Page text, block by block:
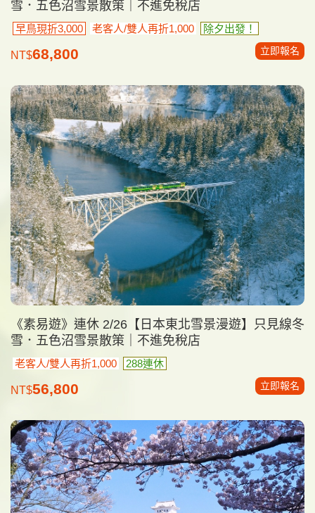
雪．五色沼雪景散策｜不進免稅店
早鳥現折3,000 老客人/雙人再折1,000 除夕出發！
NT$68,800 立即報名
《素易遊》連休 2/26【日本東北雪景漫遊】只見線冬
雪．五色沼雪景散策｜不進免稅店
老客人/雙人再折1,000 288連休
NT$56,800 立即報名